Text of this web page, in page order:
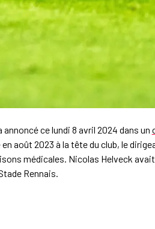
annoncé ce lundi 8 avril 2024 dans un
en août 2023 à la tête du club, le
médicales. Nicolas Helveck avait
Rennais.